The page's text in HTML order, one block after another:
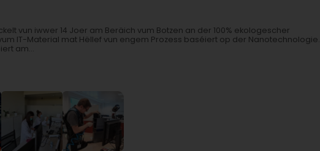
vun iwwer 14 Joer am Beräich vum Botzen an der 100% ekologescher
IT-Material mat Hëllef vun engem Prozess baséiert op der Nanotechnologie.
am...